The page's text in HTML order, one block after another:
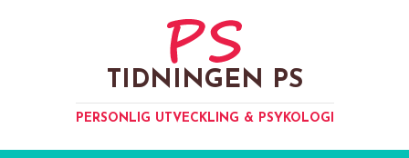
TIDNINGEN PS
PERSONLIG UTVECKLING & PSYKOLOGI